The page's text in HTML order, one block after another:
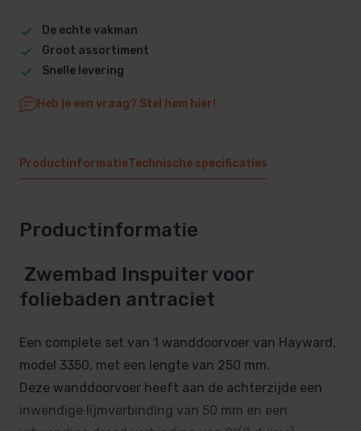
De echte vakman
Groot assortiment
Snelle levering
Heb je een vraag? Stel hem hier!
ProductinformatieTechnische specificaties
Productinformatie
Zwembad Inspuiter voor
foliebaden antraciet
Een complete set van 1 wanddoorvoer van Hayward,
model 3350, met een lengte van 250 mm.
Deze wanddoorvoer heeft aan de achterzijde een
inwendige lijmverbinding van 50 mm en een